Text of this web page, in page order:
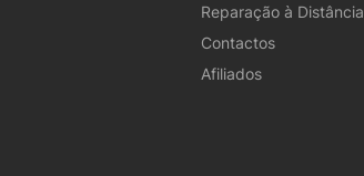
Reparação à Distância
Contactos
Afiliados